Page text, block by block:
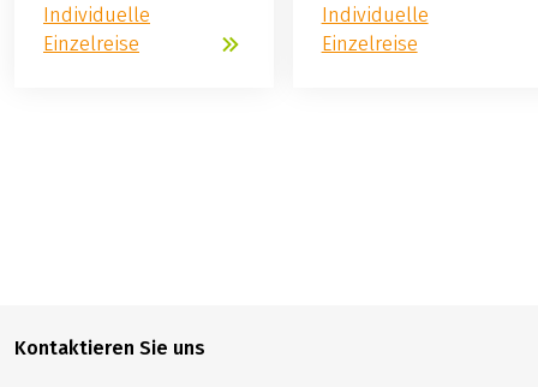
Individuelle
Einzelreise
Individuelle
Einzelreise
Kontaktieren Sie uns